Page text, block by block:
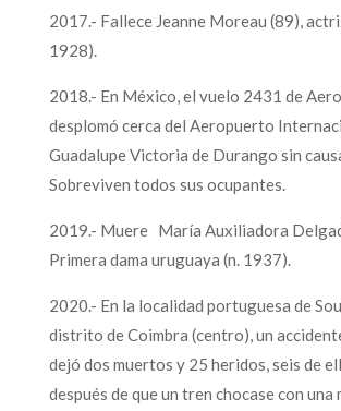
2017.- Fallece Jeanne Moreau (89),
1928).
2018.- En México, el vuelo 2431 de
desplomó cerca del Aeropuerto
Guadalupe Victoria de Durango sin
Sobreviven todos sus ocupantes.
2019.- Muere María Auxiliadora
Primera dama uruguaya (n. 1937).
2020.- En la localidad portuguesa de
distrito de Coimbra (centro), un
dejó dos muertos y 25 heridos, seis de
después de que un tren chocase con una